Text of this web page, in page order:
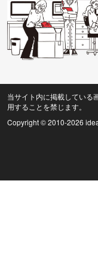
当サイト内に掲載している
用することを禁じます。
Copyright © 2010-2026